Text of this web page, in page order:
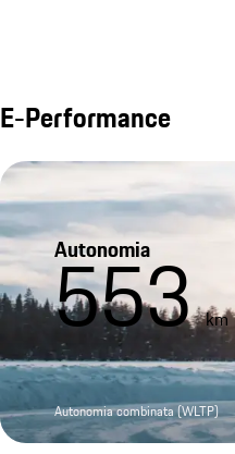
E-Performance
Autonomia
553 km
Autonomia combinata (WLTP)